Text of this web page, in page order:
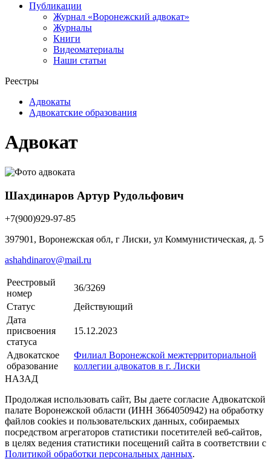
Публикации
Журнал «Воронежский адвокат»
Журналы
Книги
Видеоматериалы
Наши статьи
Реестры
Адвокаты
Адвокатские образования
Адвокат
Шахдинаров Артур Рудольфович
+7(900)929-97-85
397901, Воронежская обл, г Лиски, ул Коммунистическая, д. 5
ashahdinarov@mail.ru
Реестровый
номер
36/3269
Статус
Действующий
Дата
присвоения
статуса
15.12.2023
Адвокатское
образование
Филиал Воронежской межтерриториальной
коллегии адвокатов в г. Лиски
НАЗАД
Продолжая использовать сайт, Вы даете согласие Адвокатской
палате Воронежской области (ИНН 3664050942) на обработку
файлов cookies и пользовательских данных, собираемых
посредством агрегаторов статистики посетителей веб-сайтов,
в целях ведения статистики посещений сайта в соответствии с
Политикой обработки персональных данных.